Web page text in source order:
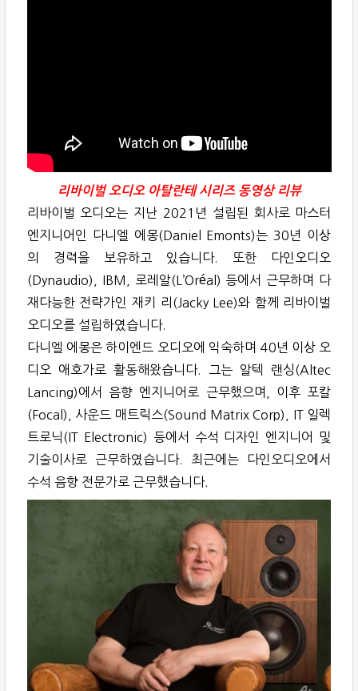
리바이벌 오디오 아탈란테 시리즈 동영상 리뷰
리바이벌 오디오는 지난 2021년 설립된 회사로 마스터
엔지니어인 다니엘 에몽(Daniel Emonts)는 30년 이상
의 경력을 보유하고 있습니다. 또한 다인오디오
(Dynaudio), IBM, 로레알(L’Oréal) 등에서 근무하며 다
재다능한 전략가인 재키 리(Jacky Lee)와 함께 리바이벌
오디오를 설립하였습니다.
다니엘 에몽은 하이엔드 오디오에 익숙하며 40년 이상 오
디오 애호가로 활동해왔습니다. 그는 알텍 랜싱(Altec
Lancing)에서 음향 엔지니어로 근무했으며, 이후 포칼
(Focal), 사운드 매트릭스(Sound Matrix Corp), IT 일렉
트로닉(IT Electronic) 등에서 수석 디자인 엔지니어 및
기술이사로 근무하였습니다. 최근에는 다인오디오에서
수석 음향 전문가로 근무했습니다.